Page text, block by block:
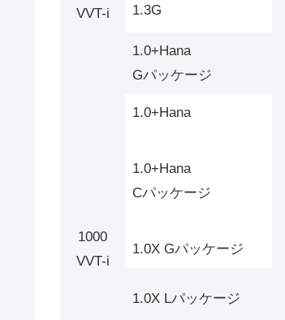
VVT-i
1.3G
1000
VVT-i
1.0+Hana
Gパッケージ
1.0+Hana
1.0+Hana
Cパッケージ
1.0X Gパッケージ
1.0X Lパッケージ